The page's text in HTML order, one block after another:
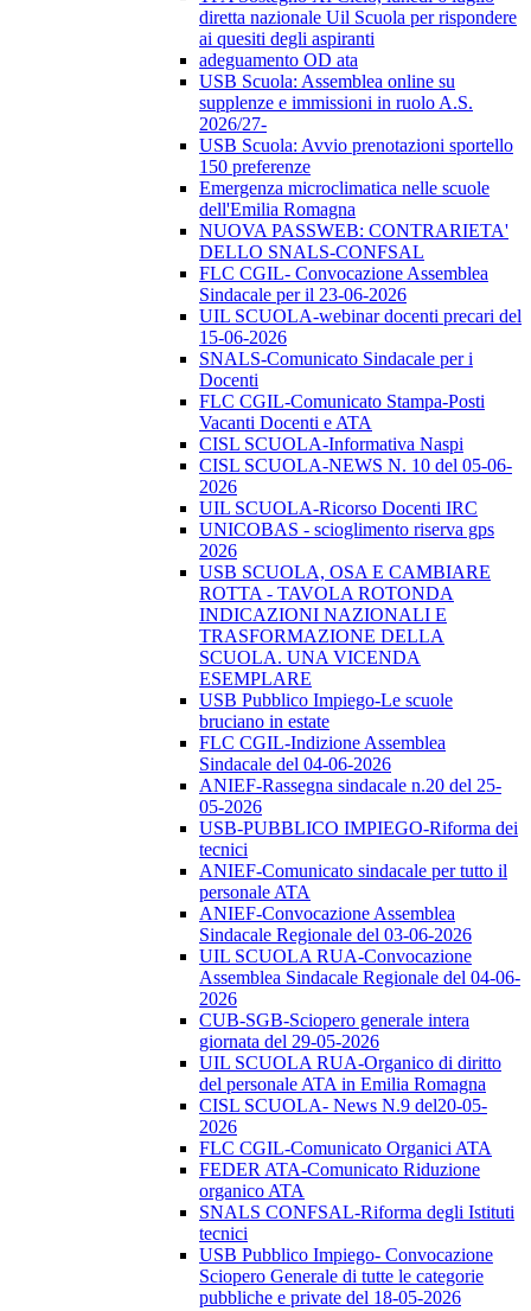
diretta nazionale Uil Scuola per rispondere
ai quesiti degli aspiranti
adeguamento OD ata
USB Scuola: Assemblea online su
supplenze e immissioni in ruolo A.S.
2026/27-
USB Scuola: Avvio prenotazioni sportello
150 preferenze
Emergenza microclimatica nelle scuole
dell'Emilia Romagna
NUOVA PASSWEB: CONTRARIETA'
DELLO SNALS-CONFSAL
FLC CGIL- Convocazione Assemblea
Sindacale per il 23-06-2026
UIL SCUOLA-webinar docenti precari del
15-06-2026
SNALS-Comunicato Sindacale per i
Docenti
FLC CGIL-Comunicato Stampa-Posti
Vacanti Docenti e ATA
CISL SCUOLA-Informativa Naspi
CISL SCUOLA-NEWS N. 10 del 05-06-
2026
UIL SCUOLA-Ricorso Docenti IRC
UNICOBAS - scioglimento riserva gps
2026
USB SCUOLA, OSA E CAMBIARE
ROTTA - TAVOLA ROTONDA
INDICAZIONI NAZIONALI E
TRASFORMAZIONE DELLA
SCUOLA. UNA VICENDA
ESEMPLARE
USB Pubblico Impiego-Le scuole
bruciano in estate
FLC CGIL-Indizione Assemblea
Sindacale del 04-06-2026
ANIEF-Rassegna sindacale n.20 del 25-
05-2026
USB-PUBBLICO IMPIEGO-Riforma dei
tecnici
ANIEF-Comunicato sindacale per tutto il
personale ATA
ANIEF-Convocazione Assemblea
Sindacale Regionale del 03-06-2026
UIL SCUOLA RUA-Convocazione
Assemblea Sindacale Regionale del 04-06-
2026
CUB-SGB-Sciopero generale intera
giornata del 29-05-2026
UIL SCUOLA RUA-Organico di diritto
del personale ATA in Emilia Romagna
CISL SCUOLA- News N.9 del20-05-
2026
FLC CGIL-Comunicato Organici ATA
FEDER ATA-Comunicato Riduzione
organico ATA
SNALS CONFSAL-Riforma degli Istituti
tecnici
USB Pubblico Impiego- Convocazione
Sciopero Generale di tutte le categorie
pubbliche e private del 18-05-2026